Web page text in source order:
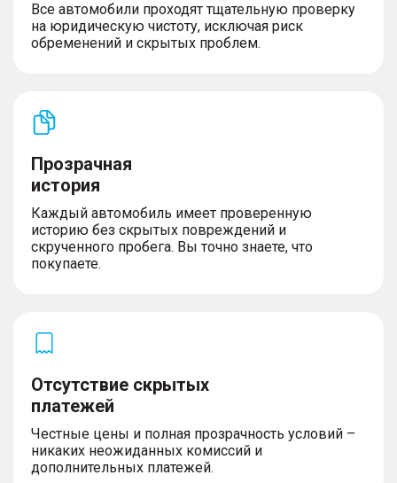
Все автомобили проходят тщательную проверку
на юридическую чистоту, исключая риск
обременений и скрытых проблем.
Прозрачная
история
Каждый автомобиль имеет проверенную
историю без скрытых повреждений и
скрученного пробега. Вы точно знаете, что
покупаете.
Отсутствие скрытых
платежей
Честные цены и полная прозрачность условий –
никаких неожиданных комиссий и
дополнительных платежей.